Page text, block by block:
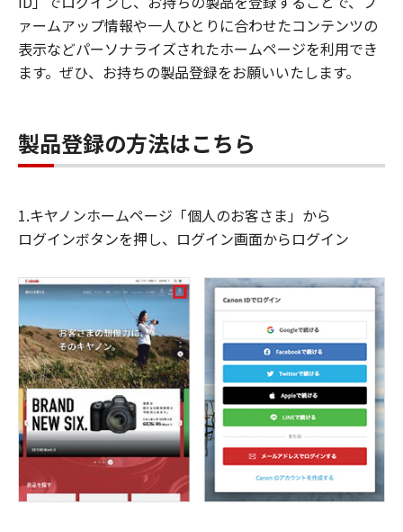
ァームアップ情報や一人ひとりに合わせたコンテンツの
表示などパーソナライズされたホームページを利用でき
ます。ぜひ、お持ちの製品登録をお願いいたします。
製品登録の方法はこちら
1.キヤノンホームページ「個人のお客さま」から
ログインボタンを押し、ログイン画面からログイン